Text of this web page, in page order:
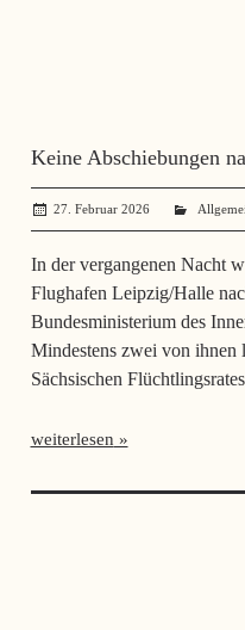
Keine Abschiebungen
27. Februar 2026 angela
In der vergangenen Nacht
Flughafen Leipzig/Halle
Bundesministerium des
Mindestens zwei von ihnen
Sächsischen
weiterlesen